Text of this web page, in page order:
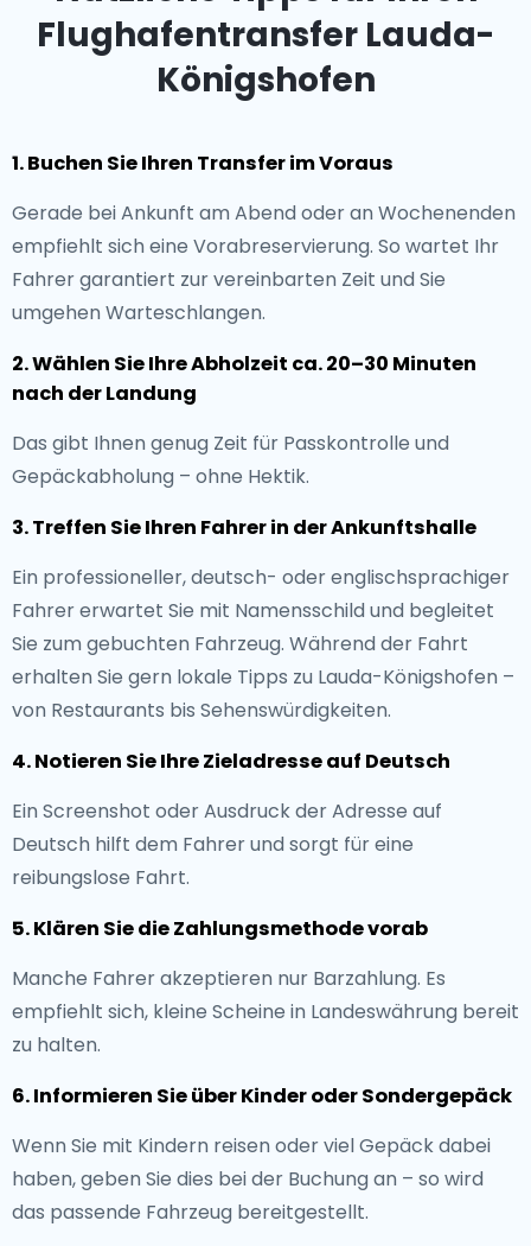
Flughafentransfer Lauda-
Königshofen
1. Buchen Sie Ihren Transfer im Voraus
Gerade bei Ankunft am Abend oder an Wochenenden
empfiehlt sich eine Vorabreservierung. So wartet Ihr
Fahrer garantiert zur vereinbarten Zeit und Sie
umgehen Warteschlangen.
2. Wählen Sie Ihre Abholzeit ca. 20–30 Minuten
nach der Landung
Das gibt Ihnen genug Zeit für Passkontrolle und
Gepäckabholung – ohne Hektik.
3. Treffen Sie Ihren Fahrer in der Ankunftshalle
Ein professioneller, deutsch- oder englischsprachiger
Fahrer erwartet Sie mit Namensschild und begleitet
Sie zum gebuchten Fahrzeug. Während der Fahrt
erhalten Sie gern lokale Tipps zu Lauda-Königshofen –
von Restaurants bis Sehenswürdigkeiten.
4. Notieren Sie Ihre Zieladresse auf Deutsch
Ein Screenshot oder Ausdruck der Adresse auf
Deutsch hilft dem Fahrer und sorgt für eine
reibungslose Fahrt.
5. Klären Sie die Zahlungsmethode vorab
Manche Fahrer akzeptieren nur Barzahlung. Es
empfiehlt sich, kleine Scheine in Landeswährung bereit
zu halten.
6. Informieren Sie über Kinder oder Sondergepäck
Wenn Sie mit Kindern reisen oder viel Gepäck dabei
haben, geben Sie dies bei der Buchung an – so wird
das passende Fahrzeug bereitgestellt.